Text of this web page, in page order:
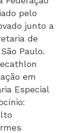
pelo
junto a
de
Paulo.
em
Especial